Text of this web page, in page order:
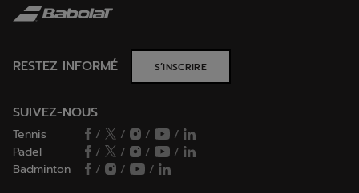
RESTEZ INFORMÉ S’INSCRIRE
SUIVEZ-NOUS
Tennis / / /
/
Padel
/ / /
/
Badminton
/ / /